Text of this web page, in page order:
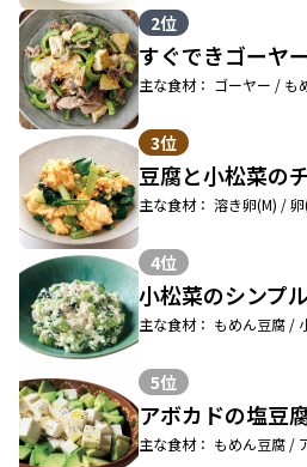
2位
すぐできゴーヤ
主な食材： ゴーヤー / も
3位
豆腐と小松菜の
主な食材： 溶き卵(M) / 卵
4位
小松菜のシンプ
主な食材： もめん豆腐 /
5位
アボカドの塩豆
主な食材： もめん豆腐 /